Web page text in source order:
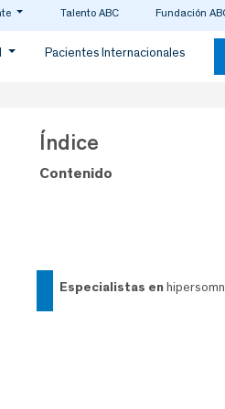
Talento ABC Fundación
Pacientes Internacionales
Índice
Contenido
especialistas en